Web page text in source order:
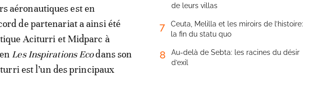
aéronautiques est en
de partenariat a ainsi été
Aciturri et Midparc à
Les Inspirations Ecodans son
est l’un des principaux
de leurs villas
7
Ceuta, Melilla et les miroirs de l’histoire:
la fin du statu quo
8
Au-delà de Sebta: les racines du désir
d’exil